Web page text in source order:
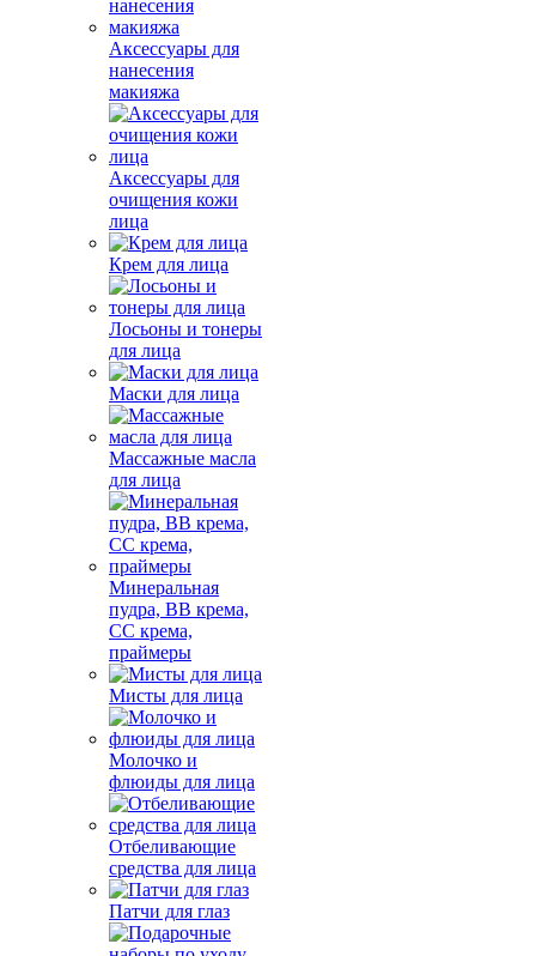
Аксессуары для
нанесения
макияжа
Аксессуары для
очищения кожи
лица
Крем для лица
Лосьоны и тонеры
для лица
Маски для лица
Массажные масла
для лица
Минеральная
пудра, BB крема,
СС крема,
праймеры
Мисты для лица
Молочко и
флюиды для лица
Отбеливающие
средства для лица
Патчи для глаз